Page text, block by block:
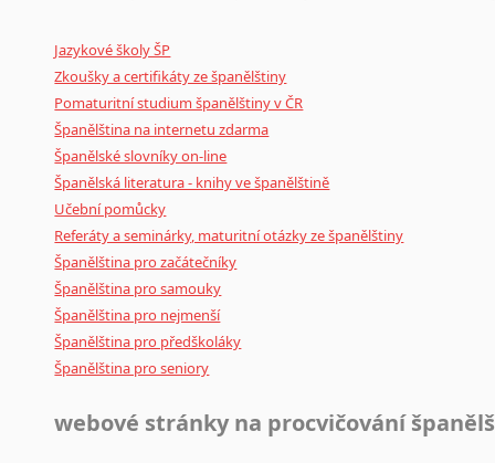
poradny a pravidla
Jazykové školy ŠP
Zkoušky a certifikáty ze španělštiny
Pomaturitní studium španělštiny v ČR
Španělština na internetu zdarma
Španělské slovníky on-line
Španělská literatura - knihy ve španělštině
Učební pomůcky
Referáty a seminárky, maturitní otázky ze španělštiny
Španělština pro začátečníky
Španělština pro samouky
Španělština pro nejmenší
Španělština pro předškoláky
Španělština pro seniory
webové stránky na procvičování